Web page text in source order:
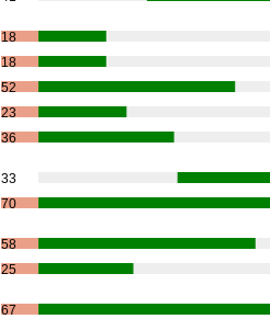
18
18
52
23
36
33
70
58
25
67